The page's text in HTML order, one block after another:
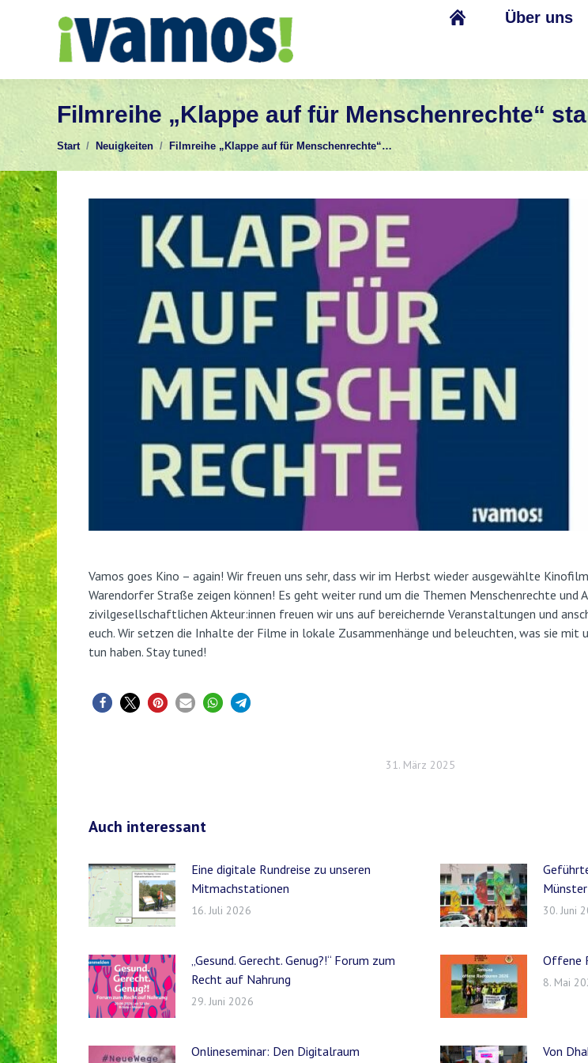
Über uns
Filmreihe „Klappe auf für Menschenrechte“
Sie befinden sich hier:
Start Neuigkeiten Filmreihe „Klappe auf für Menschenrechte“…
Vamos goes Kino – again! Wir freuen uns sehr, dass wir im Herbst wieder ausgewählte
Warendorfer Straße zeigen können! Es geht weiter rund um die Themen Menschenrechte und
zivilgesellschaftlichen Akteur:innen freuen wir uns auf bereichernde Veranstaltungen und
euch. Wir setzen die Inhalte der Filme in lokale Zusammenhänge und beleuchten, was sie
tun haben. Stay tuned!
31. März 2025
Auch interessant
Eine digitale Rundreise zu unseren
Mitmachstationen
16. Juli 2026
Münster
30. Juni
„Gesund. Gerecht. Genug?!“ Forum zum
Recht auf Nahrung
29. Juni 2026
Offene
8. Mai
Onlineseminar: Den Digitalraum
Von